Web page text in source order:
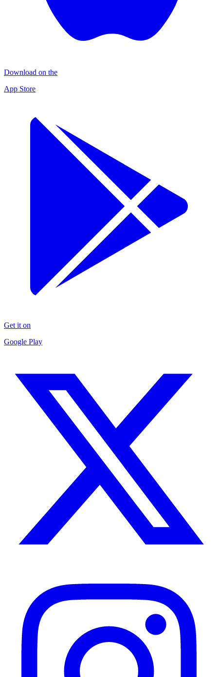
Download on the
App Store
Get it on
Google Play